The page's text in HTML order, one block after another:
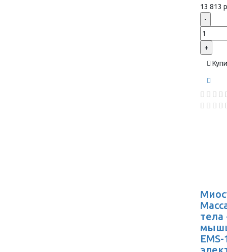
13 813
-
+
тела